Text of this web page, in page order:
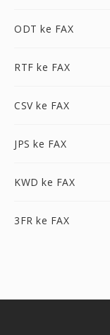
ODT ke FAX
RTF ke FAX
CSV ke FAX
JPS ke FAX
KWD ke FAX
3FR ke FAX